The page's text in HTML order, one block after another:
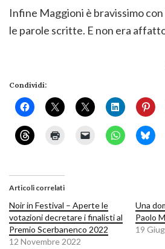
Infine Maggioni è bravissimo
le parole scritte. E non era
Condividi:
Articoli correlati
Noir in Festival – Aperte le
votazioni decretare i finalisti al
Premio Scerbanenco 2022
12 Novembre 2022
Una
Paolo
19